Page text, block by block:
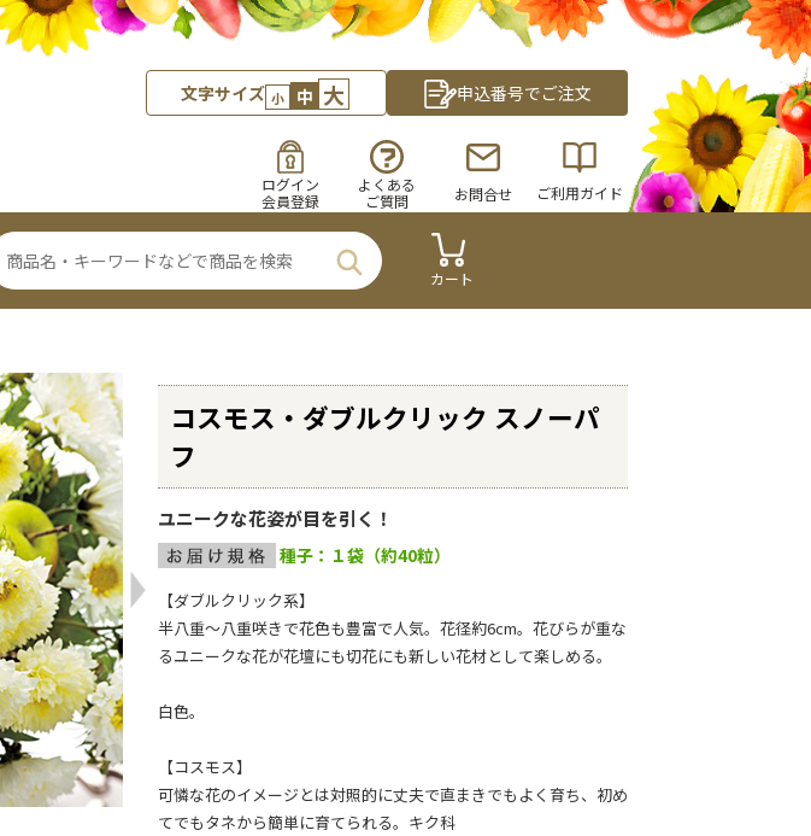
文字サイズ 小 中 大 申込番号でご注文
ログイン
会員登録
よくある
ご質問
お問合せ ご利用ガイド
カート
コスモス・ダブルクリック スノーパ
フ
ユニークな花姿が目を引く！
種子：１袋（約40粒）
【ダブルクリック系】
半八重～八重咲きで花色も豊富で人気。花径約6cm。花びらが重な
るユニークな花が花壇にも切花にも新しい花材として楽しめる。
白色。
【コスモス】
可憐な花のイメージとは対照的に丈夫で直まきでもよく育ち、初め
てでもタネから簡単に育てられる。キク科